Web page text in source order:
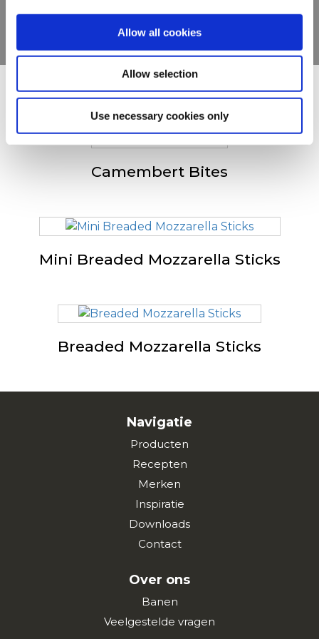
Allow all cookies
Allow selection
Use necessary cookies only
Anderen bekeken ook
Camembert Bites
Mini Breaded Mozzarella Sticks
Breaded Mozzarella Sticks
Navigatie
Producten
Recepten
Merken
Inspiratie
Downloads
Contact
Over ons
Banen
Veelgestelde vragen